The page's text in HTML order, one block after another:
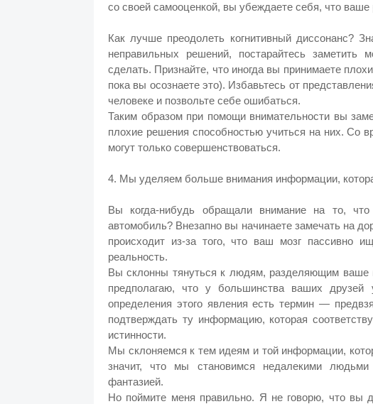
со своей самооценкой, вы убеждаете себя, что
Как лучше преодолеть когнитивный диссонанс?
неправильных решений, постарайтесь заметить
сделать. Признайте, что иногда вы принимаете
пока вы осознаете это). Избавьтесь от
человеке и позвольте себе ошибаться.
Таким образом при помощи внимательности вы
плохие решения способностью учиться на них. Со
могут только совершенствоваться.
4. Мы уделяем больше внимания информации,
Вы когда-нибудь обращали внимание на то,
автомобиль? Внезапно вы начинаете замечать на
происходит из-за того, что ваш мозг пассивно
реальность.
Вы склонны тянуться к людям, разделяющим ваше
предполагаю, что у большинства ваших
определения этого явления есть термин —
подтверждать ту информацию, которая
истинности.
Мы склоняемся к тем идеям и той информации,
значит, что мы становимся недалекими
фантазией.
Но поймите меня правильно. Я не говорю, что вы